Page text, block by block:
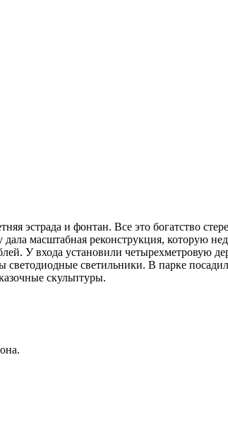
и фонтан. Все это богатство
масштабная реконструкция, которую
У входа установили четырехметровую
светильники. В парке
скульптуры.